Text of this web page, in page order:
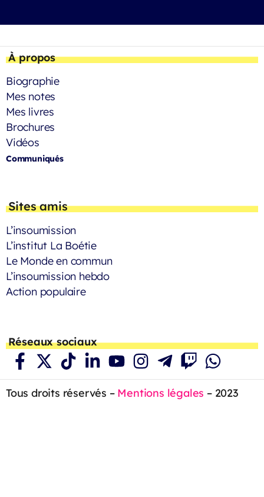
À propos
Biographie
Mes notes
Mes livres
Brochures
Vidéos
Communiqués
Sites amis
L’insoumission
L’institut La Boétie
Le Monde en commun
L’insoumission hebdo
Action populaire
Réseaux sociaux
Tous droits réservés – Mentions légales – 2023